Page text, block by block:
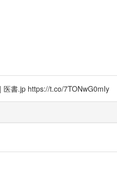
書.jp https://t.co/7TONwG0mIy